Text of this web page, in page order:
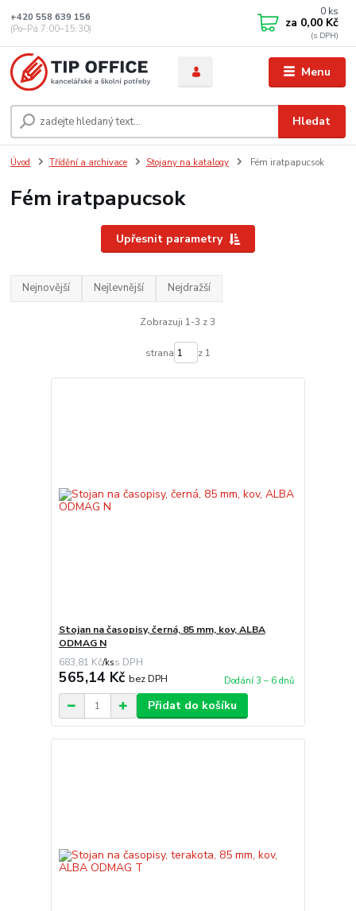
Menu
Hledat
+420 558 639 156
(Po–Pá 7:00–15:30)
0 ks
za 0,00 Kč
Úvod Třídění a archivace Stojany na katalogy Fém iratpapucsok
Fém iratpapucsok
Upřesnit parametry
Nejnovější Nejlevnější Nejdražší
Zobrazuji 1-3 z 3
strana z 1
Stojan na časopisy, černá, 85 mm, kov, ALBA
ODMAG N
683,81 Kč/ks
565,14 Kč bez DPH Dodání 3 – 6 dnů
Přidat do košíku